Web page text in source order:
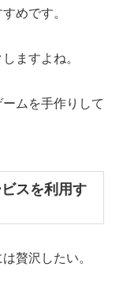
めです。
ますよね。
ムを手作りして
スを利用す
贅沢したい。